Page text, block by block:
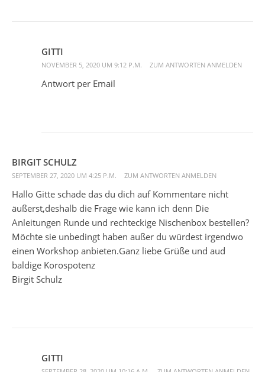
GITTI
NOVEMBER 5, 2020 UM 9:12 P.M. ZUM ANTWORTEN ANMELDEN
Antwort per Email
BIRGIT SCHULZ
SEPTEMBER 27, 2020 UM 4:25 P.M. ZUM ANTWORTEN ANMELDEN
Hallo Gitte schade das du dich auf Kommentare nicht
äußerst,deshalb die Frage wie kann ich denn Die
Anleitungen Runde und rechteckige Nischenbox bestellen?
Möchte sie unbedingt haben außer du würdest irgendwo
einen Workshop anbieten.Ganz liebe Grüße und aud
baldige Korospotenz
Birgit Schulz
GITTI